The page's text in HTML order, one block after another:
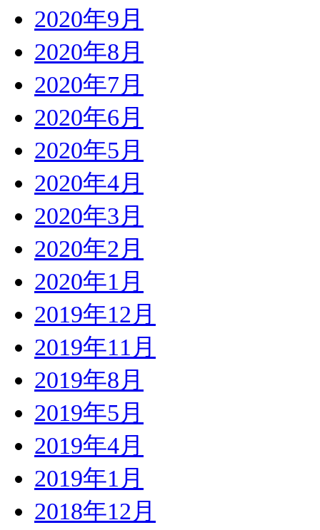
2020年9月
2020年8月
2020年7月
2020年6月
2020年5月
2020年4月
2020年3月
2020年2月
2020年1月
2019年12月
2019年11月
2019年8月
2019年5月
2019年4月
2019年1月
2018年12月